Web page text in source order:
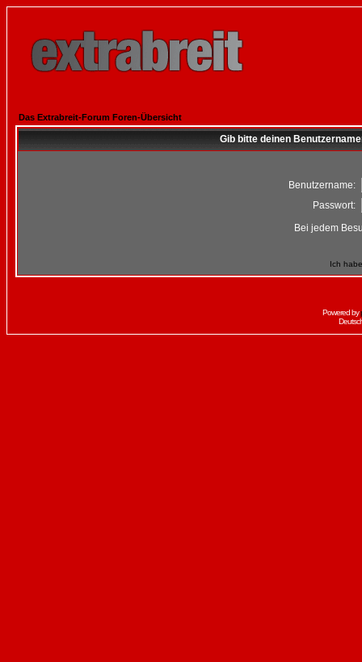
Das Extrabreit-Forum Foren-Übersicht
Gib bitte deinen
Benutzername:
Passwort:
Bei jedem
Ich
Powered by